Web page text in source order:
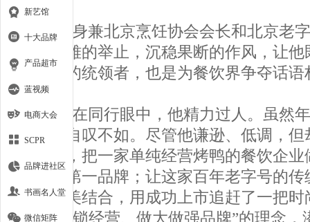
身兼北京烹饪协会会长和北京老字
温文尔雅的举止，沉稳果断的作风，让
号企业的统领者，也是为餐饮界争夺话
在同行眼中，他精力过人。虽然年
年轻人自叹不如。尽管他谦逊、低调，但
的智慧，把一家单纯经营烤鸭的餐饮企
饮业的第一品牌；让这家百年老字号的
市场完美结合，用成功上市追赶了一把时
倡的“连锁经营、做大做强品牌”的理念，
新艺馆
十大品牌
产品超市
蓝视频
电商大会
SCPR
品牌进社区
书画名人堂
微信矩阵